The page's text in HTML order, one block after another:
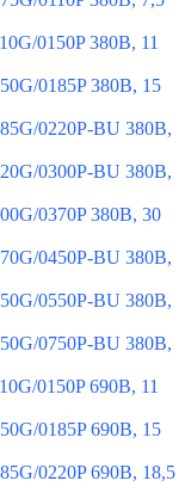
0150P 380В, 11
0185P 380В, 15
0220P-BU 380В,
0300P-BU 380В,
0370P 380В, 30
0450P-BU 380В,
0550P-BU 380В,
0750P-BU 380В,
0150P 690В, 11
0185P 690В, 15
0220P 690В, 18,5